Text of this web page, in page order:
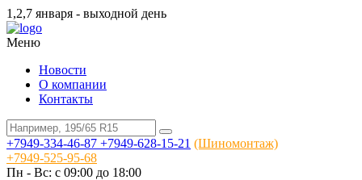
1,2,7 января - выходной день
Меню
Новости
О компании
Контакты
+7949-334-46-87 +7949-628-15-21 (Шиномонтаж)
+7949-525-95-68
Пн - Вс: c 09:00 до 18:00